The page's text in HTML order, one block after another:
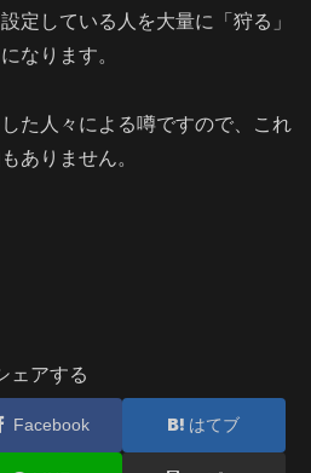
定している人を大量に「狩る」
なります。
た人々による噂ですので、これ
ありません。
ェアする
Facebook はてブ